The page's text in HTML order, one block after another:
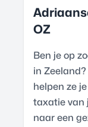
OZ
Ben je op
in
helpen ze
taxatie van
naar een